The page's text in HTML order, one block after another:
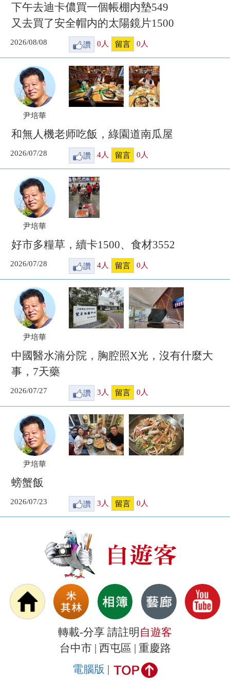
下午去迪卡儂買一個帳棚内墊549
又去買了安全帽内的太陽鏡片1500
2026/08/08 讚 0 人 留言 0 人
尹培華
和無人機老师吃飯，綠園道南瓜屋
2026/07/28 讚 4人 留言 0 人
尹培華
好市多糧草，續卡1500、食材3552
2026/07/28 讚 4人 留言 0 人
尹培華
中國醫水湳分院，胸腔照X光，沒有什麼大
事，7天藥
2026/07/27 讚 3 人 留言 0 人
尹培華
螃蟹飯
2026/07/23 讚 3 人 留言 0 人
轉載-分享 請註明 自遊客
台中市 | 西屯區 | 重慶路
電腦版 |